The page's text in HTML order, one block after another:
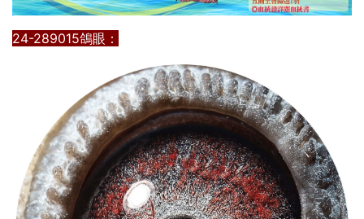
24-289015鴿眼：